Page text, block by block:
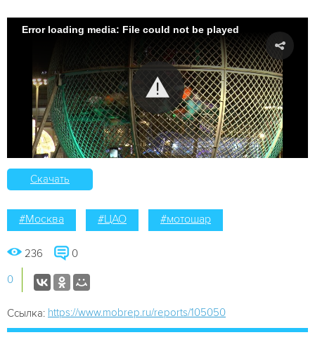
Error loading media: File could not be played
Скачать
#Москва #ЦАО #мотошар
236 0
0
Ссылка: https://www.mobrep.ru/reports/105050